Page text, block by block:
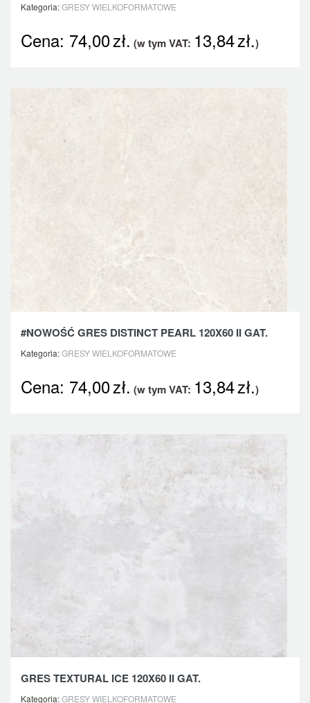
Kategoria:GRESY WIELKOFORMATOWE
Cena: 74,00zł. (w tym VAT: 13,84zł.)
#NOWOŚĆ GRES DISTINCT PEARL 120X60 II GAT.
Kategoria:GRESY WIELKOFORMATOWE
Cena: 74,00zł. (w tym VAT: 13,84zł.)
GRES TEXTURAL ICE 120X60 II GAT.
Kategoria:GRESY WIELKOFORMATOWE